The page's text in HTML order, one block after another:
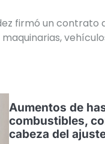
firmó un contrato
Aumentos de
combustibles,
cabeza del